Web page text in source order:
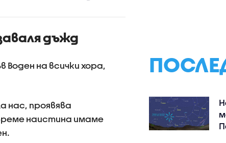
Бургас
дъжд
Воден на всички хора,
нас, проявява
наистина имаме